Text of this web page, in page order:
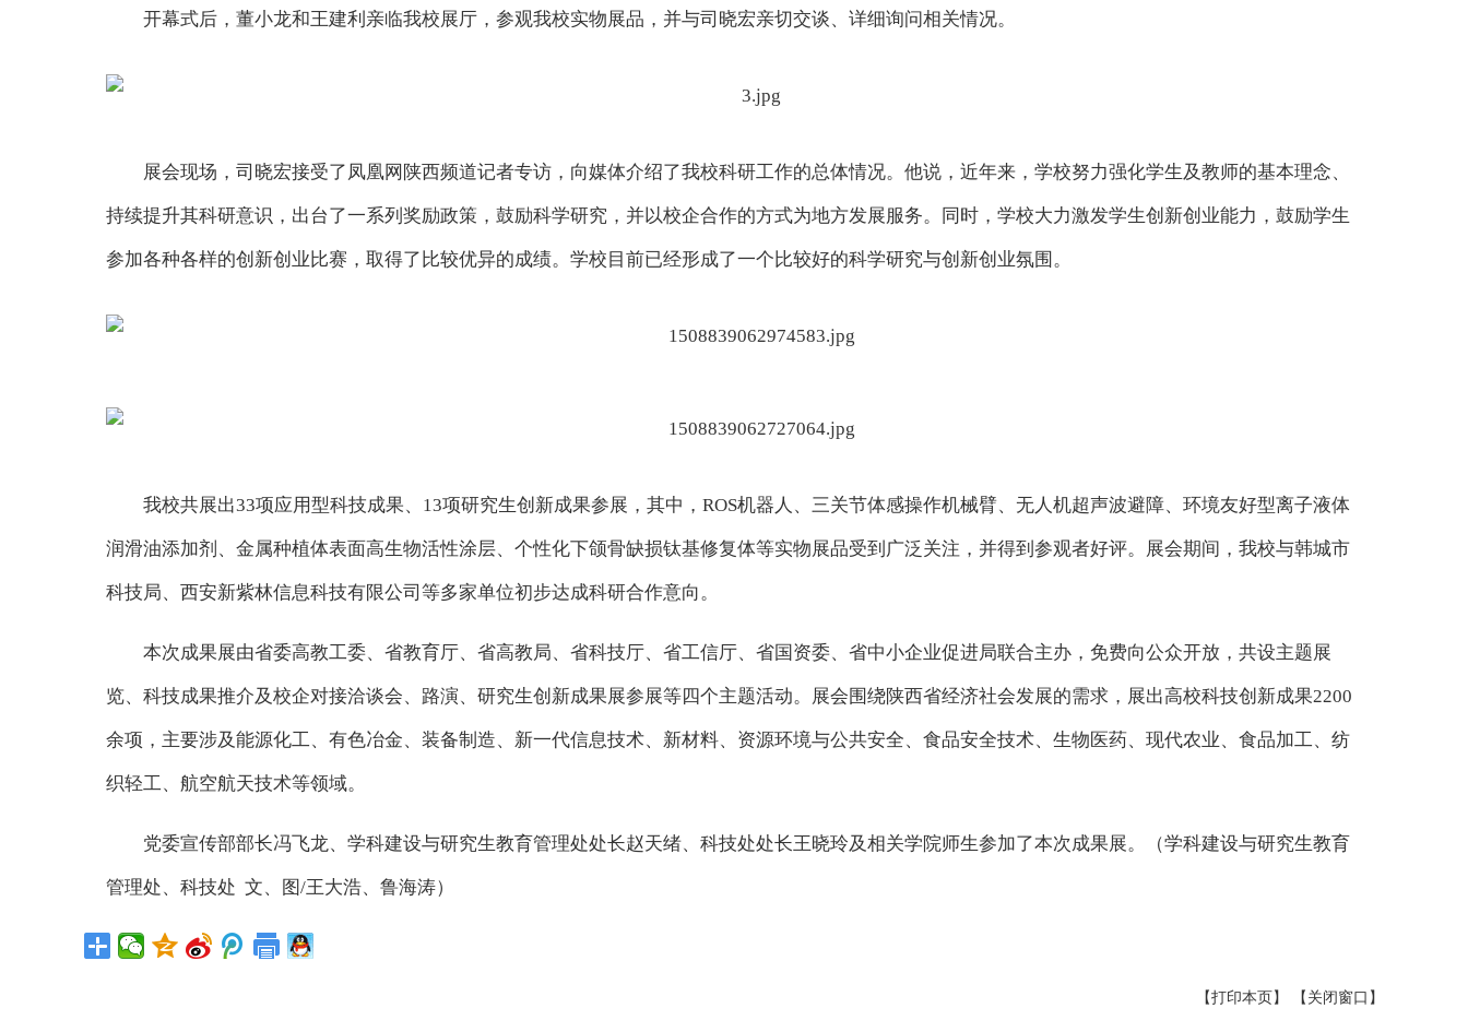
开幕式后，董小龙和王建利亲临我校展厅，参观我校实物展品，并与司晓宏亲切交谈、详细询问相关情况。
展会现场，司晓宏接受了凤凰网陕西频道记者专访，向媒体介绍了我校科研工作的总体情况。他说，近年来，学校努力强化学生及教师的基本理念、
持续提升其科研意识，出台了一系列奖励政策，鼓励科学研究，并以校企合作的方式为地方发展服务。同时，学校大力激发学生创新创业能力，鼓励学生
参加各种各样的创新创业比赛，取得了比较优异的成绩。学校目前已经形成了一个比较好的科学研究与创新创业氛围。
我校共展出33项应用型科技成果、13项研究生创新成果参展，其中，ROS机器人、三关节体感操作机械臂、无人机超声波避障、环境友好型离子液体
润滑油添加剂、金属种植体表面高生物活性涂层、个性化下颌骨缺损钛基修复体等实物展品受到广泛关注，并得到参观者好评。展会期间，我校与韩城市
科技局、西安新紫林信息科技有限公司等多家单位初步达成科研合作意向。
本次成果展由省委高教工委、省教育厅、省高教局、省科技厅、省工信厅、省国资委、省中小企业促进局联合主办，免费向公众开放，共设主题展
览、科技成果推介及校企对接洽谈会、路演、研究生创新成果展参展等四个主题活动。展会围绕陕西省经济社会发展的需求，展出高校科技创新成果2200
余项，主要涉及能源化工、有色冶金、装备制造、新一代信息技术、新材料、资源环境与公共安全、食品安全技术、生物医药、现代农业、食品加工、纺
织轻工、航空航天技术等领域。
党委宣传部部长冯飞龙、学科建设与研究生教育管理处处长赵天绪、科技处处长王晓玲及相关学院师生参加了本次成果展。（学科建设与研究生教育
管理处、科技处 文、图/王大浩、鲁海涛）
【打印本页】 【关闭窗口】